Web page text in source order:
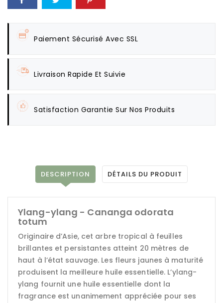
Paiement Sécurisé Avec SSL
Livraison Rapide Et Suivie
Satisfaction Garantie Sur Nos Produits
DESCRIPTION DÉTAILS DU PRODUIT
Ylang-ylang - Cananga odorata
totum
Originaire d’Asie, cet arbre tropical à feuilles
brillantes et persistantes atteint 20 mètres de
haut à l’état sauvage. Les fleurs jaunes à maturité
produisent la meilleure huile essentielle. L’ylang-
ylang fournit une huile essentielle dont la
fragrance est unanimement appréciée pour ses